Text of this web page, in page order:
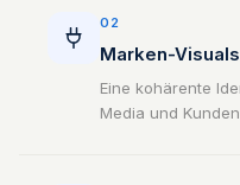
02
Marken-Visuals
Eine kohärente
Media und